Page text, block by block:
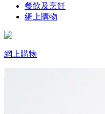
餐飲及烹飪
網上購物
網上購物